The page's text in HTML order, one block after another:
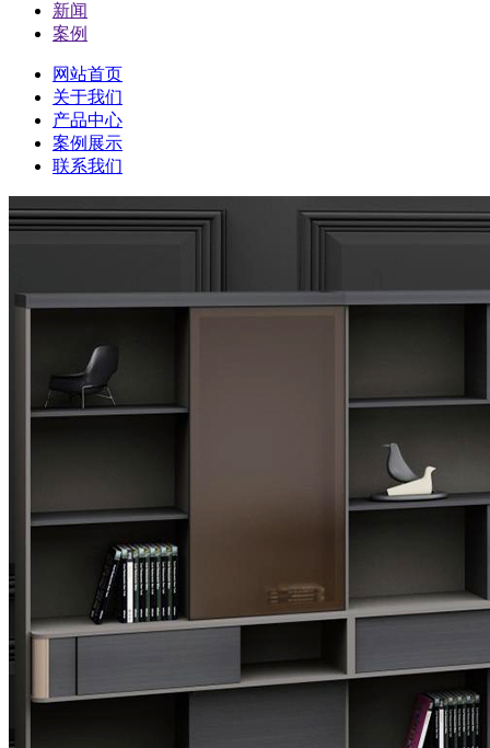
新闻
案例
网站首页
关于我们
产品中心
案例展示
联系我们